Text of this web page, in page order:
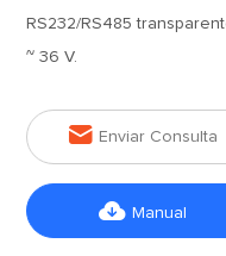
RS232/RS485
~ 36 V.
 Enviar Consulta
 Manual